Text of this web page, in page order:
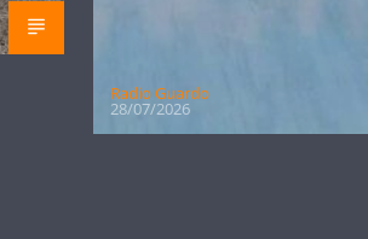
Radio Guardo
28/07/2026